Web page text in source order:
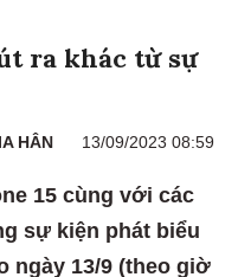
ra khác từ sự
HÂN 13/09/2023 08:59
15 cùng với các
sự kiện phát biểu
ngày 13/9 (theo giờ